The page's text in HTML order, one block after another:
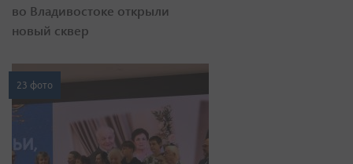
во Владивостоке открыли
новый сквер
23 фото